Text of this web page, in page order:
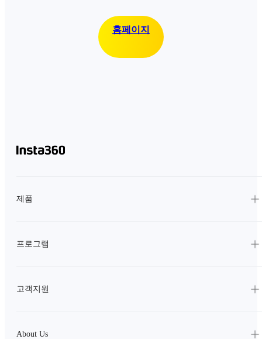
홈페이지
제품
프로그램
고객지원
About Us